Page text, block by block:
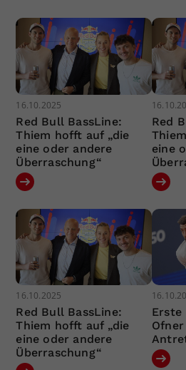
16.10.2025
Red Bull BassLine:
Thiem hofft auf „die
eine oder andere
Überraschung“
Red
eine
16.10.2025
Red Bull BassLine:
Thiem hofft auf „die
eine oder andere
Überraschung“
Erste